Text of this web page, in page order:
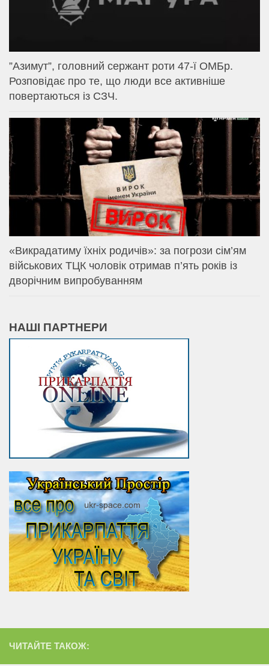
⁨”Азимут”, головний сержант роти 47-ї ОМБр.
Розповідає про те, що люди все активніше
повертаються із СЗЧ.
«Викрадатиму їхніх родичів»: за погрози сім’ям
військових ТЦК чоловік отримав п’ять років із
дворічним випробуванням
НАШІ ПАРТНЕРИ
ЧИТАЙТЕ ТАКОЖ: